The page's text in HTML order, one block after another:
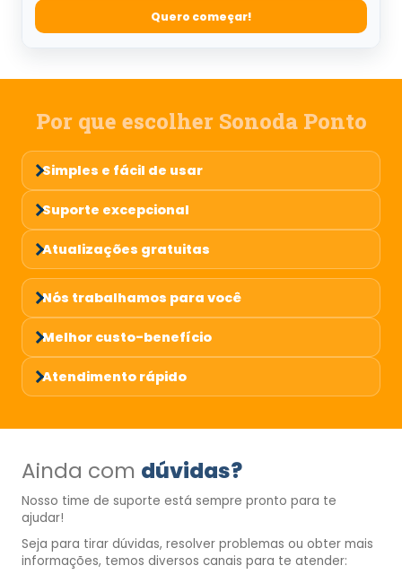
Quero começar!
Por que escolher Sonoda Ponto
Simples e fácil de usar
Suporte excepcional
Atualizações gratuitas
Nós trabalhamos para você
Melhor custo-benefício
Atendimento rápido
Ainda com dúvidas?
Nosso time de suporte está sempre pronto para te
ajudar!
Seja para tirar dúvidas, resolver problemas ou obter mais
informações, temos diversos canais para te atender: